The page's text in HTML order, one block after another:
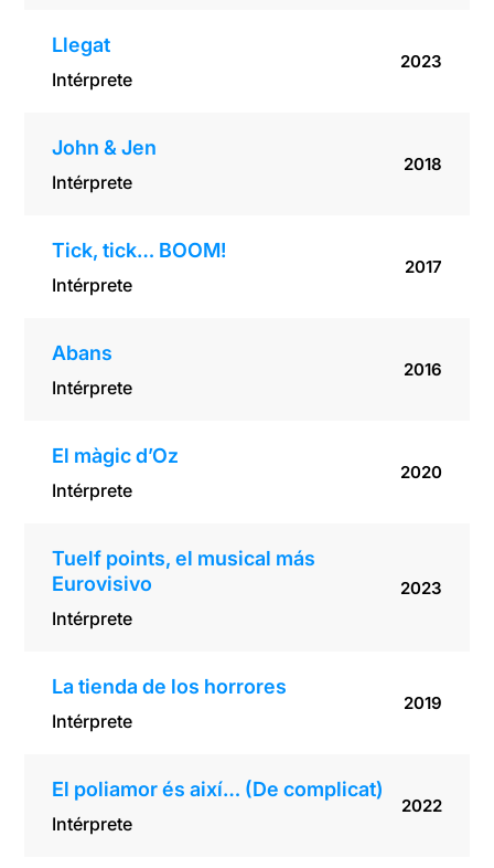
Llegat
Intérprete
2023
John & Jen
Intérprete
2018
Tick, tick… BOOM!
Intérprete
2017
Abans
Intérprete
2016
El màgic d’Oz
Intérprete
2020
Tuelf points, el musical más
Eurovisivo
Intérprete
2023
La tienda de los horrores
Intérprete
2019
El poliamor és així… (De complicat)
Intérprete
2022